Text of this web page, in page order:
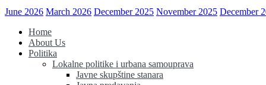
June 2026 March 2026 December 2025 November 2025 December
Home
About Us
Politika
Lokalne politike i urbana samouprava
Javne skupštine stanara